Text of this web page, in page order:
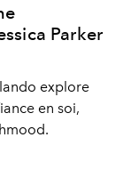
Parker
explore
en soi,